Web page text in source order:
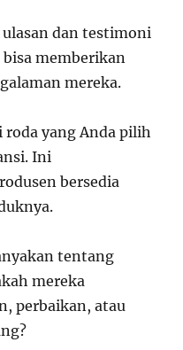
ulasan dan testimoni
memberikan
mereka.
roda yang Anda pilih
Ini
bersedia
tentang
mereka
perbaikan, atau